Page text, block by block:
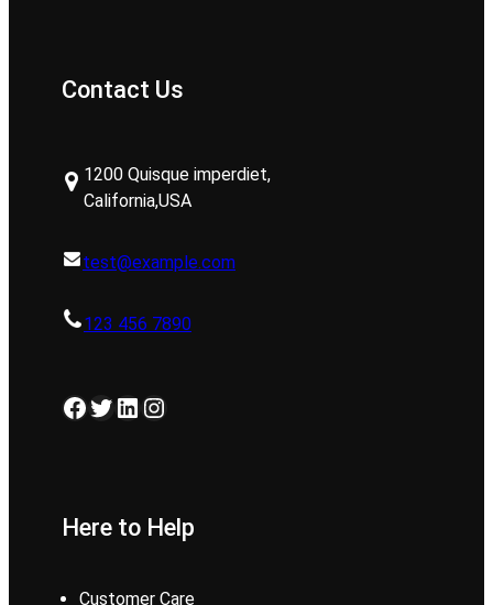
Contact Us
1200 Quisque imperdiet,
California,USA
test@example.com
123 456 7890
Facebook Twitter LinkedIn Instagram
Here to Help
Customer Care